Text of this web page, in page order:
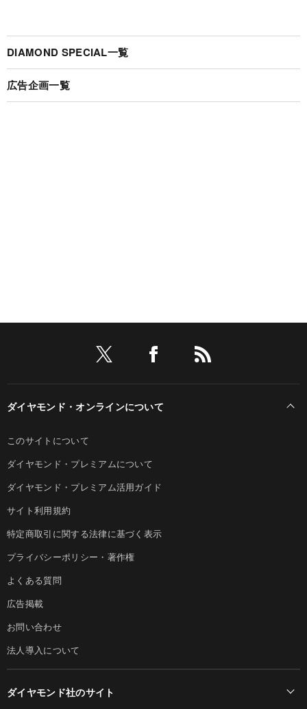
DIAMOND SPECIAL一覧
広告企画一覧
ダイヤモンド・オンラインについて
このサイトについて
ダイヤモンド・プレミアムについて
ダイヤモンド・プレミアム活用ガイド
サイト利用規約
特定商取引に関する法律に基づく表示
プライバシーポリシー・著作権
よくある質問
広告掲載
お問い合わせ
法人導入について
ダイヤモンド社のサイト